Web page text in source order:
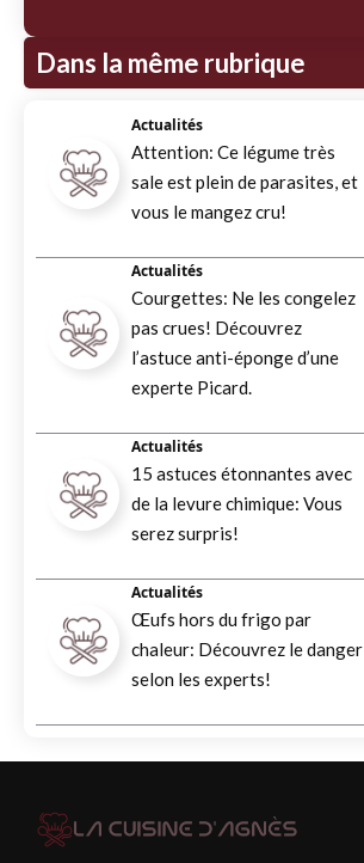
Dans la même rubrique
Actualités
Attention: Ce légume très
sale est plein de parasites, et
vous le mangez cru!
Actualités
Courgettes: Ne les congelez
pas crues! Découvrez
l’astuce anti-éponge d’une
experte Picard.
Actualités
15 astuces étonnantes avec
de la levure chimique: Vous
serez surpris!
Actualités
Œufs hors du frigo par
chaleur: Découvrez le danger
selon les experts!